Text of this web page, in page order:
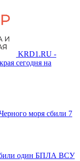
KRD1.RU -
сегодня на
моря сбили 7
один БПЛА ВСУ